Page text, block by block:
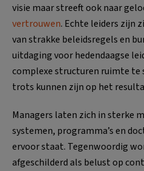
visie maar streeft ook naar
vertrouwen. Echte leiders zijn
van strakke beleidsregels en
uitdaging voor hedendaagse
complexe structuren ruimte te
trots kunnen zijn op het
Managers laten zich in sterke
systemen, programma’s en
ervoor staat. Tegenwoordig
afgeschilderd als belust op